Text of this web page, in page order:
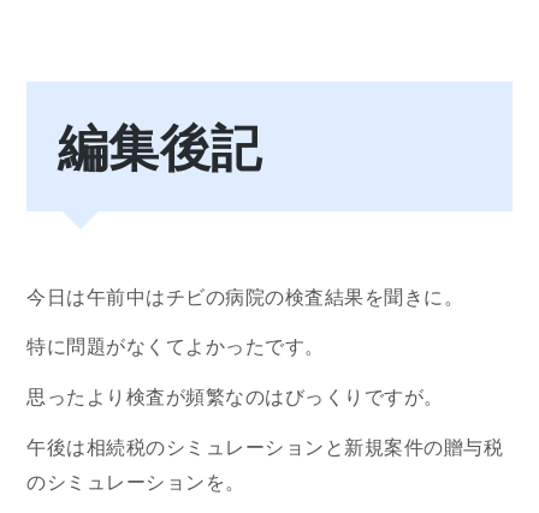
編集後記
今日は午前中はチビの病院の検査結果を聞きに。
特に問題がなくてよかったです。
思ったより検査が頻繁なのはびっくりですが。
午後は相続税のシミュレーションと新規案件の贈与税
のシミュレーションを。